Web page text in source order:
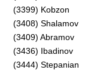
(3399) Kobzon
(3408) Shalamov
(3409) Abramov
(3436) Ibadinov
(3444) Stepanian